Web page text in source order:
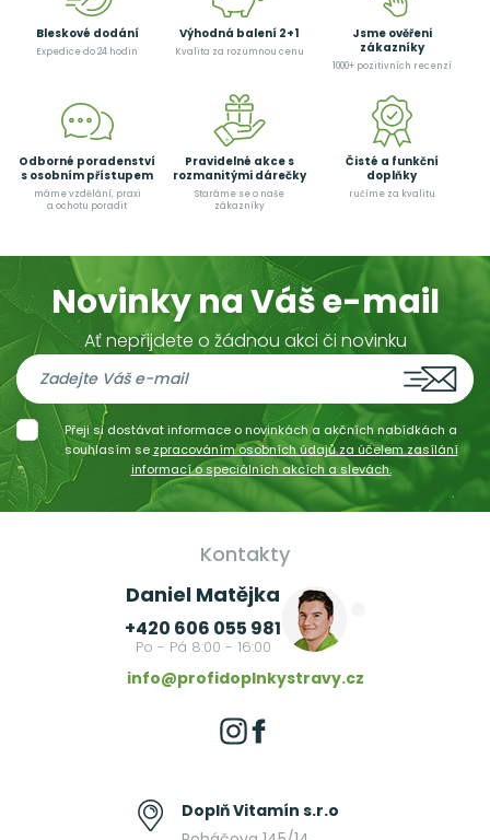
Bleskové dodání
Expedice do 24 hodin
Výhodná balení 2+1
Kvalita za rozumnou cenu
Jsme ověřeni
zákazníky
1000+ pozitivních recenzí
Odborné poradenství
s osobním přístupem
máme vzdělání, praxi
a ochotu poradit
Pravidelné akce s
rozmanitými dárečky
Staráme se o naše
zákazníky
Čisté a funkční
doplňky
ručíme za kvalitu
Novinky na Váš e-mail
Ať nepřijdete o žádnou akci či novinku
Přeji si dostávat informace o novinkách a akčních nabídkách a
souhlasím se zpracováním osobních údajů za účelem zasílání
informací o speciálních akcích a slevách.
Kontakty
Daniel Matějka
+420 606 055 981
Po - Pá 8:00 - 16:00
info@profidoplnkystravy.cz
Doplň Vitamín s.r.o